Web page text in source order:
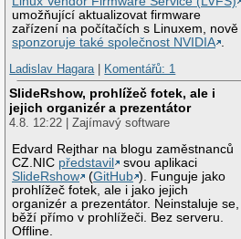
umožňující aktualizovat firmware
zařízení na počítačích s Linuxem, nově
sponzoruje také společnost NVIDIA
Ladislav Hagara| Komentářů: 1
SlideRshow, prohlížeč fotek, ale i
jejich organizér a prezentátor
4.8. 12:22 | Zajímavý software
Edvard Rejthar na blogu zaměstnanců
CZ.NIC představil
svou aplikaci
SlideRshow
(GitHub ). Funguje jako
prohlížeč fotek, ale i jako jejich
organizér a prezentátor. Neinstaluje se,
běží přímo v prohlížeči. Bez serveru.
Offline.